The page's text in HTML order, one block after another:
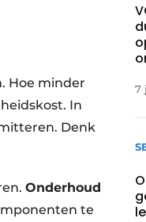
Hoe minder
In
Denk
Onderhoud
te
7